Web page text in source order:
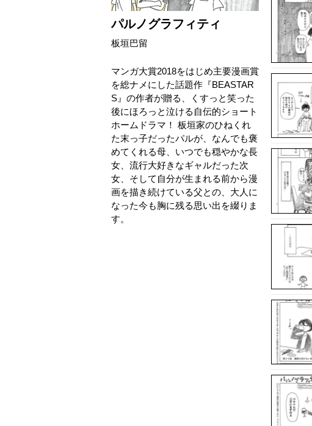
パルノグラフィティ
板垣巴留
マンガ大賞2018をはじめ主要漫画賞
を総ナメにした話題作『BEASTAR
S』の作者が贈る、くすっと笑った
後にほろっと泣ける自伝的ショート
ホームドラマ！ 板垣家のひねくれ
た末っ子だったパルが、なんでも褒
めてくれる母、いつでも穏やかな長
女、流行大好きなギャルだった次
女、そして自分が生まれる前から漫
画を描き続けている父との、大人に
なった今も胸に残る思い出を綴りま
す。